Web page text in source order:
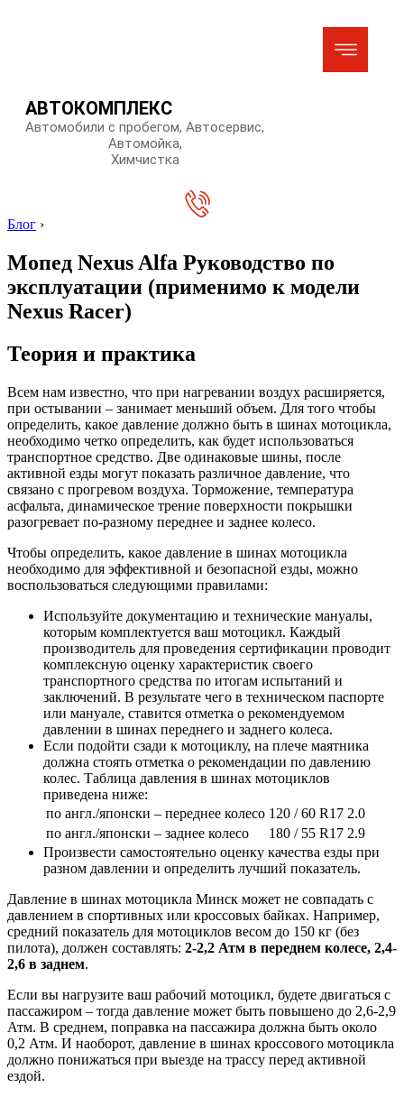
АВТОКОМПЛЕКС
Автомобили с пробегом, Автосервис,
Автомойка,
Химчистка
Блог ›
Мопед Nexus Alfa Руководство по
эксплуатации (применимо к модели
Nexus Racer)
Теория и практика
Всем нам известно, что при нагревании воздух расширяется,
при остывании – занимает меньший объем. Для того чтобы
определить, какое давление должно быть в шинах мотоцикла,
необходимо четко определить, как будет использоваться
транспортное средство. Две одинаковые шины, после
активной езды могут показать различное давление, что
связано с прогревом воздуха. Торможение, температура
асфальта, динамическое трение поверхности покрышки
разогревает по-разному переднее и заднее колесо.
Чтобы определить, какое давление в шинах мотоцикла
необходимо для эффективной и безопасной езды, можно
воспользоваться следующими правилами:
Используйте документацию и технические мануалы,
которым комплектуется ваш мотоцикл. Каждый
производитель для проведения сертификации проводит
комплексную оценку характеристик своего
транспортного средства по итогам испытаний и
заключений. В результате чего в техническом паспорте
или мануале, ставится отметка о рекомендуемом
давлении в шинах переднего и заднего колеса.
Если подойти сзади к мотоциклу, на плече маятника
должна стоять отметка о рекомендации по давлению
колес. Таблица давления в шинах мотоциклов
приведена ниже:
по англ./японски – переднее колесо 120 / 60 R17 2.0
по англ./японски – заднее колесо
180 / 55 R17 2.9
Произвести самостоятельно оценку качества езды при
разном давлении и определить лучший показатель.
Давление в шинах мотоцикла Минск может не совпадать с
давлением в спортивных или кроссовых байках. Например,
средний показатель для мотоциклов весом до 150 кг (без
пилота), должен составлять: 2-2,2 Атм в переднем колесе, 2,4-
2,6 в заднем.
Если вы нагрузите ваш рабочий мотоцикл, будете двигаться с
пассажиром – тогда давление может быть повышено до 2,6-2,9
Атм. В среднем, поправка на пассажира должна быть около
0,2 Атм. И наоборот, давление в шинах кроссового мотоцикла
должно понижаться при выезде на трассу перед активной
ездой.